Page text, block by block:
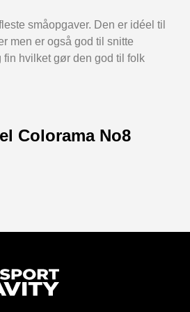
småopgaver. Den er idéel til
men er også god til snitte
hvilket gør den god til folk
Colorama No8